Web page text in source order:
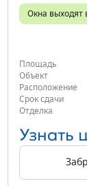
Окна выходят во
Площадь
Объект
Расположение
Срок сдачи
Отделка
Узнать